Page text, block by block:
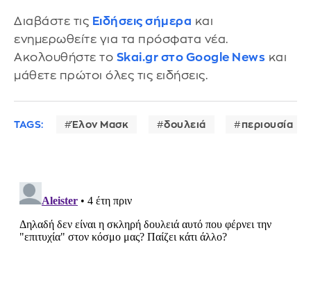
Διαβάστε τις Ειδήσεις σήμερα και
ενημερωθείτε για τα πρόσφατα νέα.
Ακολουθήστε το Skai.gr στο Google News και
μάθετε πρώτοι όλες τις ειδήσεις.
TAGS: Έλον Μασκ δουλειά περιουσία